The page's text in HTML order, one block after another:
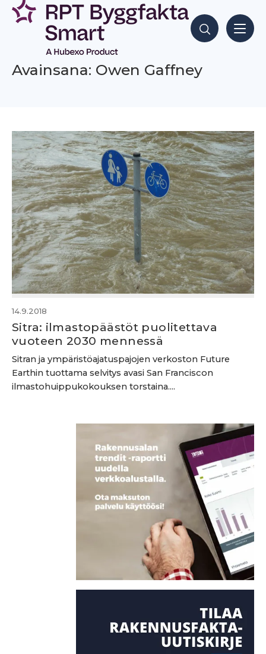
Siirry
sisältöön
Hae sisältöjä
Avainsana: Owen Gaffney
14.9.2018
Sitra: ilmastopäästöt puolitettava
vuoteen 2030 mennessä
Sitran ja ympäristöajatuspajojen verkoston Future
Earthin tuottama selvitys avasi San Franciscon
ilmastohuippukokouksen torstaina....